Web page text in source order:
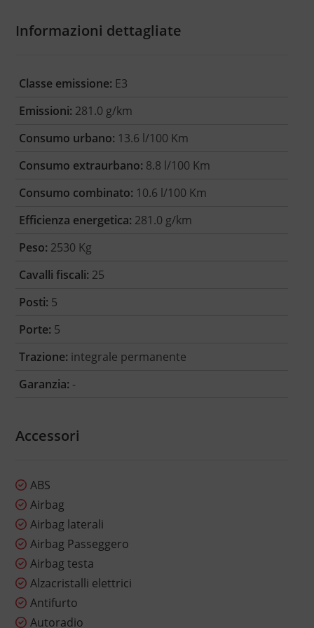
Informazioni dettagliate
Classe emissione: E3
Emissioni: 281.0 g/km
Consumo urbano: 13.6 l/100 Km
Consumo extraurbano: 8.8 l/100 Km
Consumo combinato: 10.6 l/100 Km
Efficienza energetica: 281.0 g/km
Peso: 2530 Kg
Cavalli fiscali: 25
Posti: 5
Porte: 5
Trazione: integrale permanente
Garanzia: -
Accessori
ABS
Airbag
Airbag laterali
Airbag Passeggero
Airbag testa
Alzacristalli elettrici
Antifurto
Autoradio